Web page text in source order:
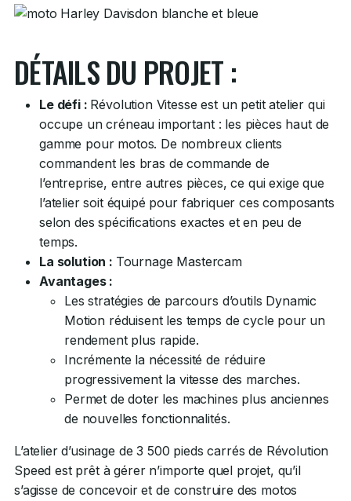
DÉTAILS DU PROJET :
Le défi : Révolution Vitesse est un petit atelier qui
occupe un créneau important : les pièces haut de
gamme pour motos. De nombreux clients
commandent les bras de commande de
l’entreprise, entre autres pièces, ce qui exige que
l’atelier soit équipé pour fabriquer ces composants
selon des spécifications exactes et en peu de
temps.
La solution : Tournage Mastercam
Avantages :
Les stratégies de parcours d’outils Dynamic
Motion réduisent les temps de cycle pour un
rendement plus rapide.
Incrémente la nécessité de réduire
progressivement la vitesse des marches.
Permet de doter les machines plus anciennes
de nouvelles fonctionnalités.
L’atelier d’usinage de 3 500 pieds carrés de Révolution
Speed est prêt à gérer n’importe quel projet, qu’il
s’agisse de concevoir et de construire des motos